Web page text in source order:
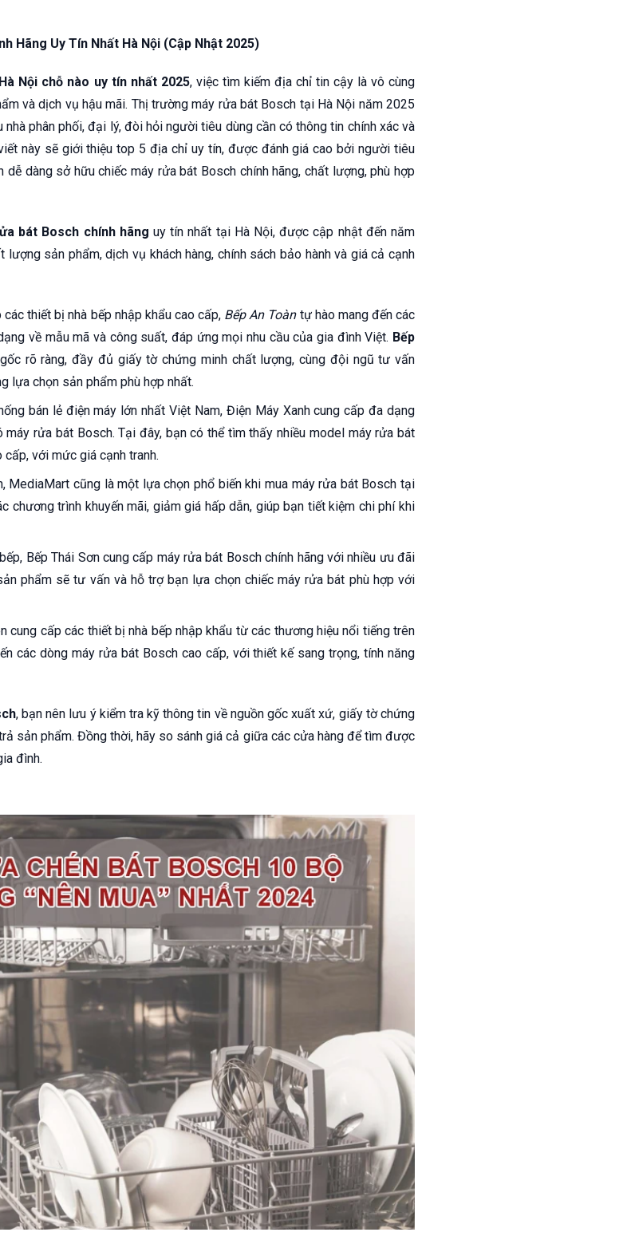
Hãng Uy Tín Nhất Hà Nội (Cập Nhật 2025)
Nội chỗ nào uy tín nhất 2025, việc tìm kiếm địa chỉ tin cậy là vô cùng
và dịch vụ hậu mãi. Thị trường máy rửa bát Bosch tại Hà Nội năm 2025
phân phối, đại lý, đòi hỏi người tiêu dùng cần có thông tin chính xác và
này sẽ giới thiệu top 5 địa chỉ uy tín, được đánh giá cao bởi người tiêu
dễ dàng sở hữu chiếc máy rửa bát Bosch chính hãng, chất lượng, phù hợp
bát Bosch chính hãng uy tín nhất tại Hà Nội, được cập nhật đến năm
sản phẩm, dịch vụ khách hàng, chính sách bảo hành và giá cả cạnh
thiết bị nhà bếp nhập khẩu cao cấp, Bếp An Toàn tự hào mang đến các
về mẫu mã và công suất, đáp ứng mọi nhu cầu của gia đình Việt. Bếp
rõ ràng, đầy đủ giấy tờ chứng minh chất lượng, cùng đội ngũ tư vấn
lựa chọn sản phẩm phù hợp nhất.
bán lẻ điện máy lớn nhất Việt Nam, Điện Máy Xanh cung cấp đa dạng
rửa bát Bosch. Tại đây, bạn có thể tìm thấy nhiều model máy rửa bát
với mức giá cạnh tranh.
MediaMart cũng là một lựa chọn phổ biến khi mua máy rửa bát Bosch tại
chương trình khuyến mãi, giảm giá hấp dẫn, giúp bạn tiết kiệm chi phí khi
Bếp Thái Sơn cung cấp máy rửa bát Bosch chính hãng với nhiều ưu đãi
phẩm sẽ tư vấn và hỗ trợ bạn lựa chọn chiếc máy rửa bát phù hợp với
cung cấp các thiết bị nhà bếp nhập khẩu từ các thương hiệu nổi tiếng trên
các dòng máy rửa bát Bosch cao cấp, với thiết kế sang trọng, tính năng
, bạn nên lưu ý kiểm tra kỹ thông tin về nguồn gốc xuất xứ, giấy tờ chứng
sản phẩm. Đồng thời, hãy so sánh giá cả giữa các cửa hàng để tìm được
đình.